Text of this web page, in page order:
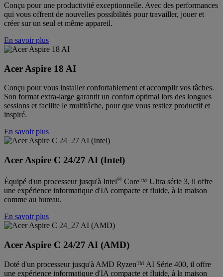
Conçu pour une productivité exceptionnelle. Avec des performances
qui vous offrent de nouvelles possibilités pour travailler, jouer et
créer sur un seul et même appareil.
En savoir plus
Acer Aspire 18 AI
Conçu pour vous installer confortablement et accomplir vos tâches.
Son format extra-large garantit un confort optimal lors des longues
sessions et facilite le multitâche, pour que vous restiez productif et
inspiré.
En savoir plus
Acer Aspire C 24/27 AI (Intel)
Équipé d'un processeur jusqu'à Intel® Core™ Ultra série 3, il offre
une expérience informatique d'IA compacte et fluide, à la maison
comme au bureau.
En savoir plus
Acer Aspire C 24/27 AI (AMD)
Doté d'un processeur jusqu'à AMD Ryzen™ AI Série 400, il offre
une expérience informatique d'IA compacte et fluide, à la maison